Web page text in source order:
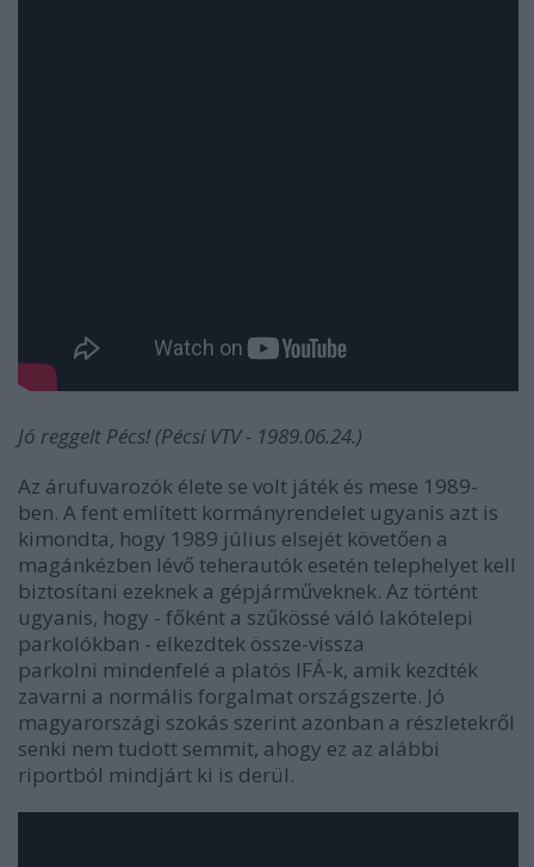
Jó reggelt Pécs! (Pécsi VTV - 1989.06.24.)
Az árufuvarozók élete se volt játék és mese 1989-
ben. A fent említett kormányrendelet ugyanis azt is
kimondta, hogy 1989 július elsejét követően a
magánkézben lévő teherautók esetén telephelyet kell
biztosítani ezeknek a gépjárműveknek. Az történt
ugyanis, hogy - főként a szűkössé váló lakótelepi
parkolókban - elkezdtek össze-vissza
parkolni mindenfelé a platós IFÁ-k, amik kezdték
zavarni a normális forgalmat országszerte. Jó
magyarországi szokás szerint azonban a részletekről
senki nem tudott semmit, ahogy ez az alábbi
riportból mindjárt ki is derül.